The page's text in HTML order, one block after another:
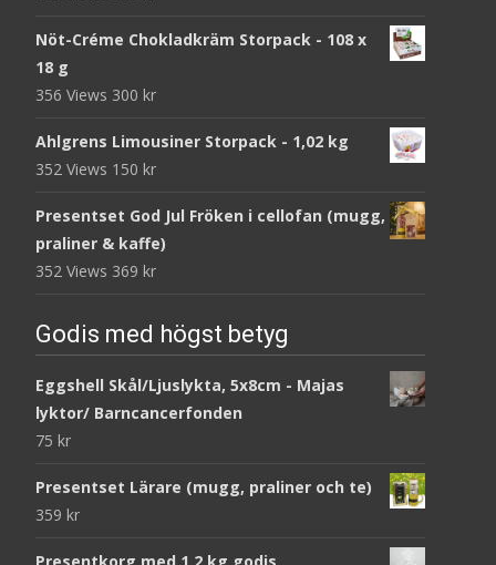
Nöt-Créme Chokladkräm Storpack - 108 x
18 g
356 Views 300 kr
Ahlgrens Limousiner Storpack - 1,02 kg
352 Views 150 kr
Presentset God Jul Fröken i cellofan (mugg,
praliner & kaffe)
352 Views 369 kr
Godis med högst betyg
Eggshell Skål/Ljuslykta, 5x8cm - Majas
lyktor/ Barncancerfonden
75 kr
Presentset Lärare (mugg, praliner och te)
359 kr